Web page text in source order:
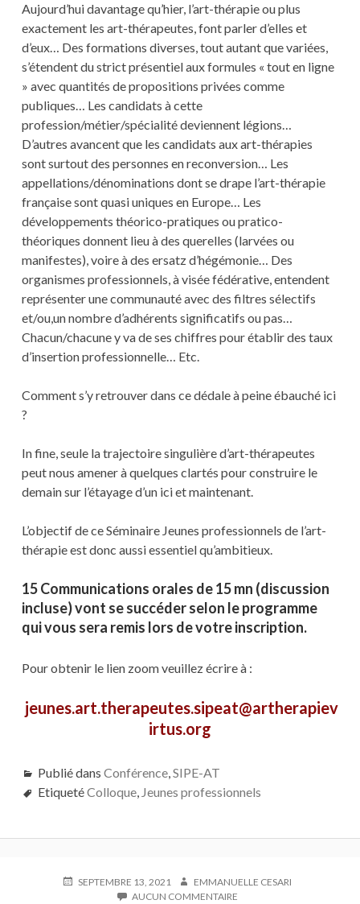
Aujourd’hui davantage qu’hier, l’art-thérapie ou plus
exactement les art-thérapeutes, font parler d’elles et
d’eux… Des formations diverses, tout autant que variées,
s’étendent du strict présentiel aux formules « tout en ligne
» avec quantités de propositions privées comme
publiques… Les candidats à cette
profession/métier/spécialité deviennent légions…
D’autres avancent que les candidats aux art-thérapies
sont surtout des personnes en reconversion… Les
appellations/dénominations dont se drape l’art-thérapie
française sont quasi uniques en Europe… Les
développements théorico-pratiques ou pratico-
théoriques donnent lieu à des querelles (larvées ou
manifestes), voire à des ersatz d’hégémonie… Des
organismes professionnels, à visée fédérative, entendent
représenter une communauté avec des filtres sélectifs
et/ou,un nombre d’adhérents significatifs ou pas…
Chacun/chacune y va de ses chiffres pour établir des taux
d’insertion professionnelle… Etc.
Comment s’y retrouver dans ce dédale à peine ébauché ici
?
In fine, seule la trajectoire singulière d’art-thérapeutes
peut nous amener à quelques clartés pour construire le
demain sur l’étayage d’un ici et maintenant.
L’objectif de ce Séminaire Jeunes professionnels de l’art-
thérapie est donc aussi essentiel qu’ambitieux.
15 Communications orales de 15 mn (discussion
incluse) vont se succéder selon le programme
qui vous sera remis lors de votre inscription.
Pour obtenir le lien zoom veuillez écrire à :
jeunes.art.therapeutes.sipeat@artherapiev
irtus.org
Publié dans Conférence,SIPE-AT
EtiquetéColloque, Jeunes professionnels
PUBLIÉSEPTEMBRE 13, 2021 AUTEUR
EMMANUELLE CESARI
AUCUN COMMENTAIRE